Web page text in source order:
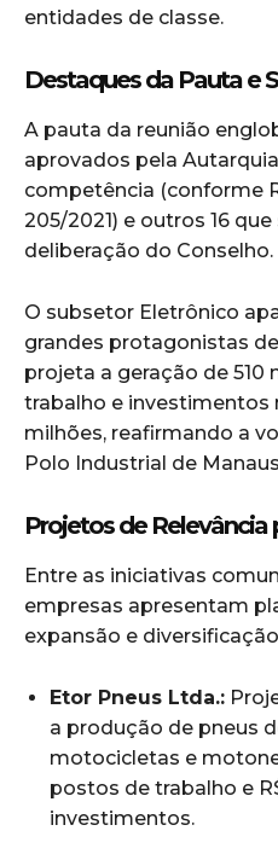
entidades de classe.
Destaques da Pauta e
A pauta da reunião
aprovados pela
competência (conforme
205/2021) e outros 16
deliberação do Conselho.
O subsetor Eletrônico
grandes protagonistas
projeta a geração de 510
trabalho e investimentos
milhões, reafirmando a
Polo Industrial de
Projetos de Relevância
Entre as iniciativas
empresas apresentam
expansão e
Etor Pneus Ltda.:
a produção de pneus
motocicletas e
postos de trabalho e
investimentos.